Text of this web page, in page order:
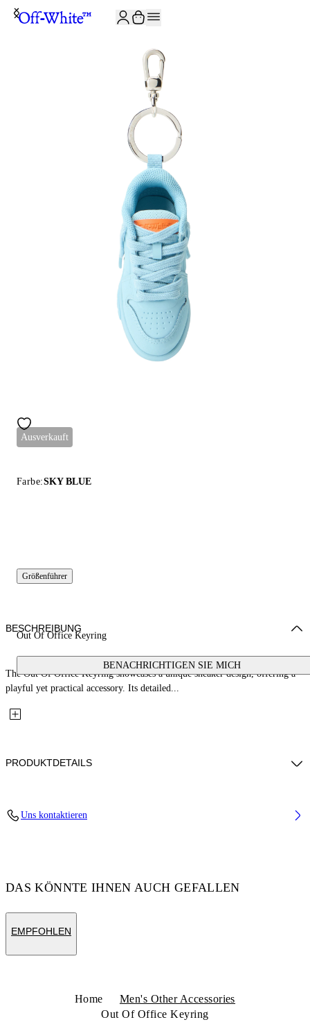
Ausverkauft
Farbe:SKY BLUE
Größenführer
Out Of Office Keyring
BENACHRICHTIGEN SIE MICH
BESCHREIBUNG
The Out Of Office Keyring showcases a unique sneaker design, offering a
playful yet practical accessory. Its detailed...
PRODUKTDETAILS
Uns kontaktieren
DAS KÖNNTE IHNEN AUCH GEFALLEN
EMPFOHLEN
Home
Men's Other Accessories
Out Of Office Keyring